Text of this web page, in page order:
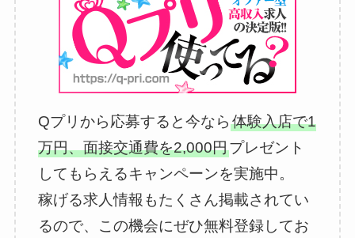
Qプリから応募すると今なら体験入店で1
万円、面接交通費を2,000円プレゼント
してもらえるキャンペーンを実施中。
稼げる求人情報もたくさん掲載されてい
るので、この機会にぜひ無料登録してお